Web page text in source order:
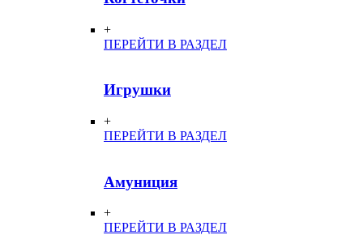
+
ПЕРЕЙТИ В РАЗДЕЛ
Игрушки
+
ПЕРЕЙТИ В РАЗДЕЛ
Амуниция
+
ПЕРЕЙТИ В РАЗДЕЛ